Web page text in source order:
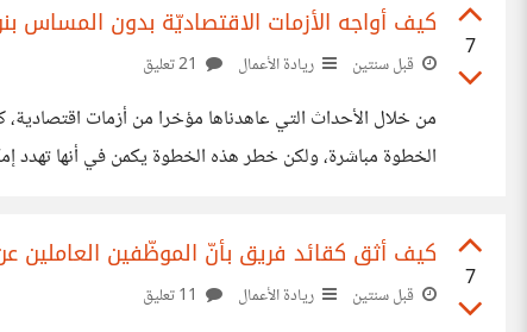
7
كيف أواجه الأزمات الاقتصاديّة بدون المساس
قبل سنتين ريادة الأعمال
من خلال الأحداث التي عاهدناها مؤخرا من أزمات
الخطوة مباشرة، ولكن خطر هذه الخطوة يكمن في أنها تهدد
7
كيف أثق كقائد فريق بأنّ الموظّفين
قبل سنتين ريادة الأعمال